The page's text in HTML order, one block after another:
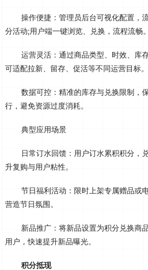
操作便捷：管理员后台可视化配置，
分活动;用户端一键浏览、兑换，流程流畅。
运营灵活：通过商品类型、时效、库
可适配拉新、留存、促活等不同运营目标。
数据可控：精准的库存与兑换限制，
行，避免资源过度消耗。
典型应用场景
日常订水回馈：用户订水累积积分，
升复购与用户粘性。
节日福利活动：限时上架专属赠品或
营造节日氛围。
新品推广：将新品设置为积分兑换商
用户，快速提升新品曝光。
积分抵现